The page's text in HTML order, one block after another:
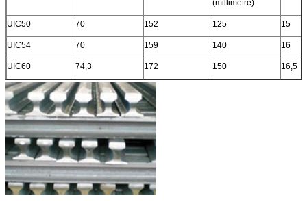
(millimètre)
UIC50 70 152 125 15
UIC54 70 159 140 16
UIC60 74,3 172 150 16,5